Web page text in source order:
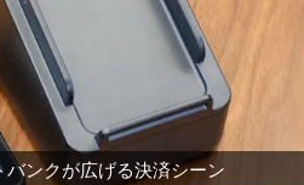
ンクが広げる決済シーン